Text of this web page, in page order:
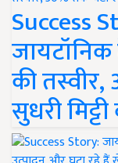
Success
की
सुधरी